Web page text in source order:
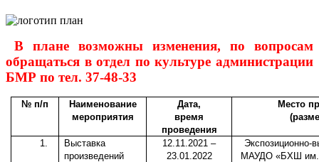
Image
В плане возможны изменения, по вопросам
обращаться в отдел по культуре администрации
БМР по тел. 37-48-33
№ п/п
Наименование
мероприятия
Дата,
время
проведения
Место
1.
Выставка
произведений
12.11.2021 –
23.01.2022
Экспозиционно-
МАУДО «БХШ им.